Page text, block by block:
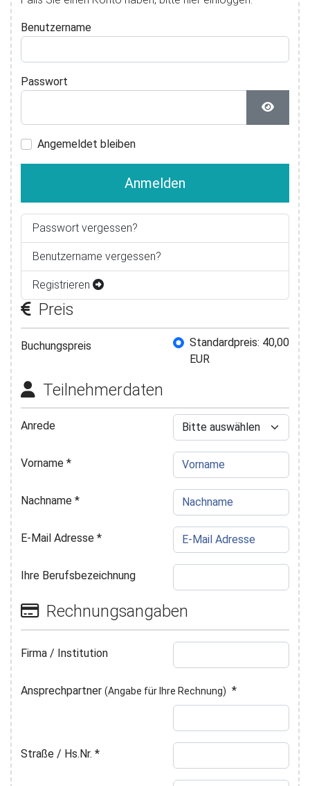
Benutzername
Passwort
Angemeldet bleiben
Anmelden
Passwort vergessen?
Benutzername vergessen?
Registrieren
Preis
Buchungspreis Buchungspreis
Standardpreis: 40,00
EUR
Teilnehmerdaten
Anrede
Vorname*
Nachname*
E-Mail Adresse*
Ihre Berufsbezeichnung
Rechnungsangaben
Firma / Institution
Ansprechpartner (Angabe für Ihre Rechnung) *
Straße / Hs.Nr. *